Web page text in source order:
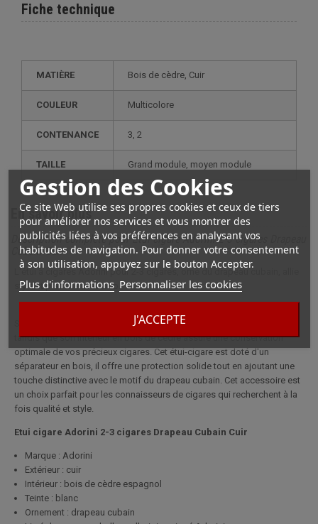
Gestion des Cookies
Ce site Web utilise ses propres cookies et ceux de tiers
pour améliorer nos services et vous montrer des
publicités liées à vos préférences en analysant vos
habitudes de navigation. Pour donner votre consentement
à son utilisation, appuyez sur le bouton Accepter.
Plus d'informations Personnaliser les cookies
J'ACCEPTE
Fiche technique
MATIÈRE Bois de cèdre, Cuir
COULEUR Multicolore
CONTENANCE 3, 2
TAILLE grand module, moyen module
En savoir plus
Description complète pour Etui cigare Adorini 2-3 cigares Drapeau
Cubain Cuir
L'étui à cigares Adorini pour 2-3 cigares, orné du drapeau cubain, allie
style et praticité avec brio.
Son extérieur en cuir véritable lui confère une élégance intemporelle,
tandis que son intérieur en bois de cèdre assure une conservation
optimale de vos précieux cigares. Cet étui-cigare est doté d'un
séparateur en bois, il offre une protection solide tout en ajoutant une
touche distinctive avec le motif du drapeau cubain. Cet accessoire est
un choix parfait pour les connaisseurs de cigares qui recherchent à la
fois qualité et style.
Etui cigare Adorini 2-3 cigares Drapeau Cubain Cuir
Marque : Adorini
Extérieur : cuir
Intérieur : bois de cèdre espagnol
Teinte : blanc
Ornement : drapeau cubain